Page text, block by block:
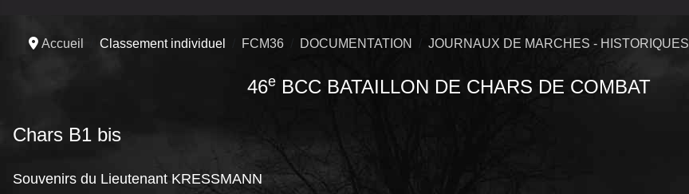
Accueil Classement individuel FCM36 DOCUMENTATION JOURNAUX DE MARCHES - HISTORIQUES
46e BCC BATAILLON DE CHARS DE COMBAT
Chars B1 bis
Souvenirs du Lieutenant KRESSMANN